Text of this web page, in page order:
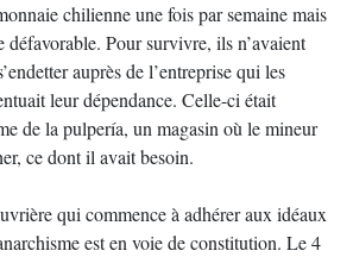
chilienne une fois par semaine mais
défavorable. Pour survivre, ils n’avaient
auprès de l’entreprise qui les
leur dépendance. Celle-ci était
de la pulpería, un magasin où le mineur
ce dont il avait besoin.
qui commence à adhérer aux idéaux
est en voie de constitution. Le 4